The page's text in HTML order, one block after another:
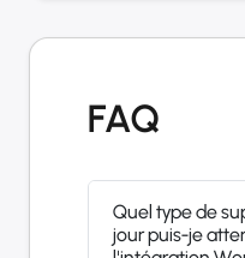
FAQ
Quel type de
jour puis-je